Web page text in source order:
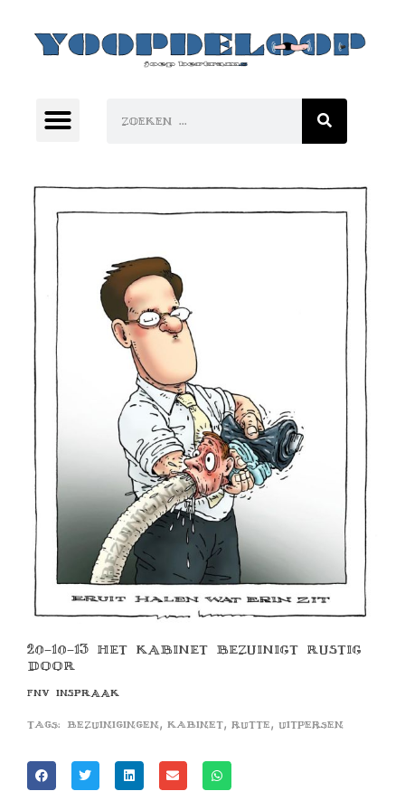
20-10-13 HET KABINET BEZUINIGT RUSTIG
DOOR
FNV INSPRAAK
Tags: bezuinigingen, kabinet, rutte, uitpersen